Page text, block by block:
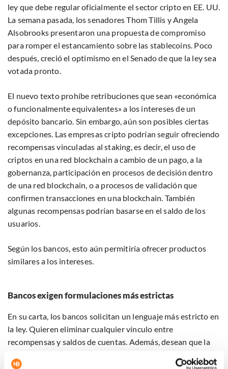
ley que debe regular oficialmente el sector cripto en EE. UU.
La semana pasada, los senadores Thom Tillis y Angela
Alsobrooks presentaron una propuesta de compromiso
para romper el estancamiento sobre las stablecoins. Poco
después, creció el optimismo en el Senado de que la ley sea
votada pronto.
El nuevo texto prohíbe retribuciones que sean «económica
o funcionalmente equivalentes» a los intereses de un
depósito bancario. Sin embargo, aún son posibles ciertas
excepciones. Las empresas cripto podrían seguir ofreciendo
recompensas vinculadas al staking, es decir, el uso de
criptos en una red blockchain a cambio de un pago, a la
gobernanza, participación en procesos de decisión dentro
de una red blockchain, o a procesos de validación que
confirmen transacciones en una blockchain. También
algunas recompensas podrían basarse en el saldo de los
usuarios.
Según los bancos, esto aún permitiría ofrecer productos
similares a los intereses.
Bancos exigen formulaciones más estrictas
En su carta, los bancos solicitan un lenguaje más estricto en
la ley. Quieren eliminar cualquier vínculo entre
recompensas y saldos de cuentas. Además, desean que la